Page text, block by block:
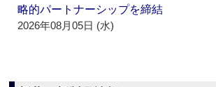
略的パートナーシップを締結
2026年08月05日 (水)